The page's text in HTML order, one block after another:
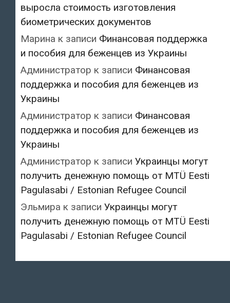
выросла стоимость изготовления
биометрических документов
Марина к записи Финансовая поддержка
и пособия для беженцев из Украины
Администратор к записи Финансовая
поддержка и пособия для беженцев из
Украины
Администратор к записи Финансовая
поддержка и пособия для беженцев из
Украины
Администратор к записи Украинцы могут
получить денежную помощь от MTÜ Eesti
Pagulasabi / Estonian Refugee Council
Эльмира к записи Украинцы могут
получить денежную помощь от MTÜ Eesti
Pagulasabi / Estonian Refugee Council